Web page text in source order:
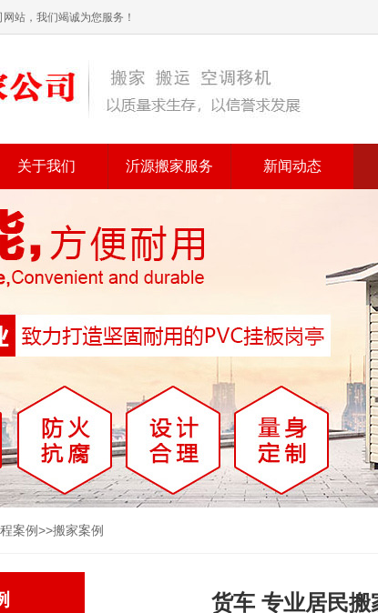
站，我们竭诚为您服务！
关于我们 沂源搬家服务 新闻动态
案例>>搬家案例
货车 专业居民